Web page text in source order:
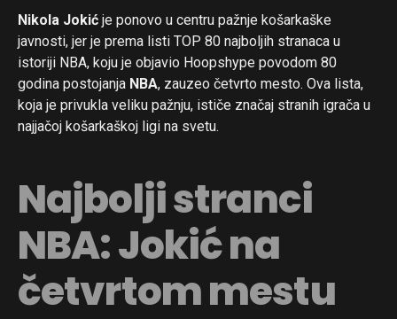
Nikola Jokić je ponovo u centru pažnje košarkaške
javnosti, jer je prema listi TOP 80 najboljih stranaca u
istoriji NBA, koju je objavio Hoopshype povodom 80
godina postojanja NBA, zauzeo četvrto mesto. Ova lista,
koja je privukla veliku pažnju, ističe značaj stranih igrača u
najjačoj košarkaškoj ligi na svetu.
Najbolji stranci
NBA: Jokić na
četvrtom mestu